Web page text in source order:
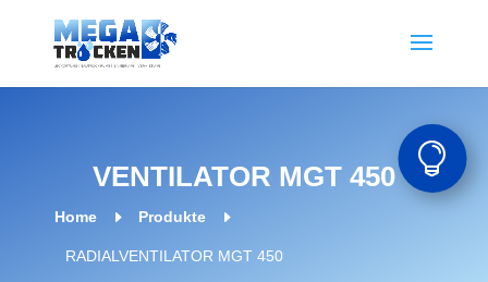

VENTILATOR MGT 450
Home E Produkte E
RADIALVENTILATOR MGT 450